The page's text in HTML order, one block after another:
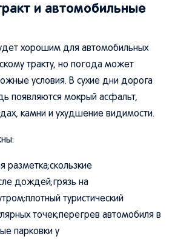
и автомобильные
хорошим для автомобильных
тракту, но погода может
условия. В сухие дни дорога
появляются мокрый асфальт,
камни и ухудшение видимости.
разметка;скользкие
дождей;грязь на
туристический
точек;перегрев автомобиля в
парковки у